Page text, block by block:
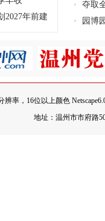
2027年前建
夺取
大项目“
园博
辨率，16位以上颜色
地址：温州市市府路